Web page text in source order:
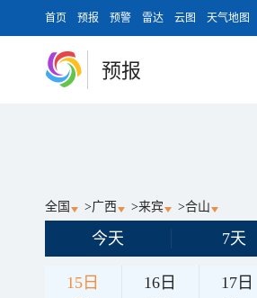
首页 预报 预警 雷达 云图 天气地图
预报
全国 >广西 >来宾 >合山
今天 7天
15日 16日 17日